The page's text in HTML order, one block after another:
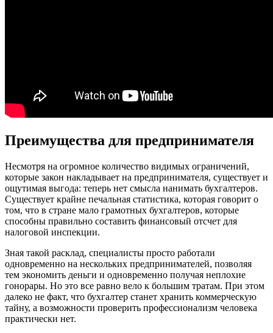
Преимущества для предпринимателя
Несмотря на огромное количество видимых ограничений,
которые закон накладывает на предпринимателя, существует и
ощутимая выгода: теперь нет смысла нанимать бухгалтеров.
Существует крайне печальная статистика, которая говорит о
том, что в стране мало грамотных бухгалтеров, которые
способны правильно составить финансовый отсчет для
налоговой инспекции.
Зная такой расклад, специалисты просто работали
одновременно на нескольких предпринимателей, позволяя
тем экономить деньги и одновременно получая неплохие
гонорары. Но это все равно вело к большим тратам. При этом
далеко не факт, что бухгалтер станет хранить коммерческую
тайну, а возможности проверить профессионализм человека
практически нет.